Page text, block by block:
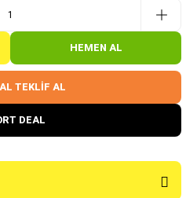
HEMEN AL
TEKLİF AL
DEAL